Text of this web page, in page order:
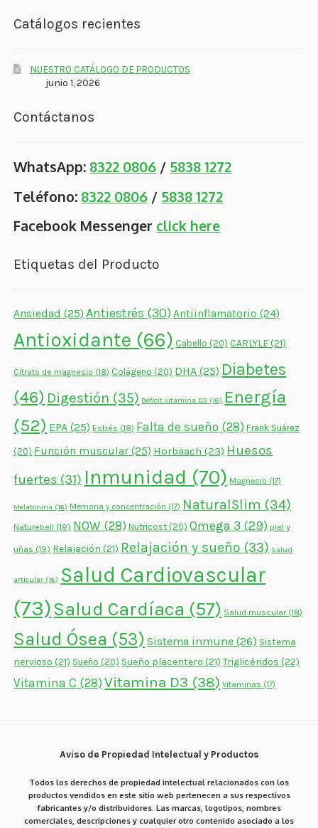
Catálogos recientes
NUESTRO CATÁLOGO DE PRODUCTOS
junio 1, 2026
Contáctanos
WhatsApp: 8322 0806 / 5838 1272
Teléfono: 8322 0806 / 5838 1272
Facebook Messenger click here
Etiquetas del Producto
Ansiedad (25) Antiestrés (30)Antiinflamatorio (24)
Antioxidante (66) Cabello (20) CARLYLE(21)
Citrato de magnesio (18) Colágeno (20) DHA (25) Diabetes
(46) Digestión (35) Déficit vitamina D3 (16) Energía
(52) EPA (25) Estrés (18) Falta de sueño (28) Frank Suárez
(20) Función muscular (25) Horbäach (23) Huesos
fuertes (31) Inmunidad (70) Magnesio (17)
Melatonina (16) Memoria y concentración (17) NaturalSlim (34)
Naturebell (19) NOW (28) Nutricost (20) Omega 3 (29) piel y
uñas (19) Relajación (21) Relajación y sueño (33) Salud
articular (16) Salud Cardiovascular
(73)Salud Cardíaca (57) Salud muscular(18)
Salud Ósea (53) Sistema inmune (26) Sistema
nervioso (21) Sueño (20) Sueño placentero (21) Triglicéridos (22)
Vitamina C (28) Vitamina D3 (38) Vitaminas (17)
Aviso de Propiedad Intelectual y Productos
Todos los derechos de propiedad intelectual relacionados con los
productos vendidos en este sitio web pertenecen a sus respectivos
fabricantes y/o distribuidores. Las marcas, logotipos, nombres
comerciales, descripciones y cualquier otro contenido asociado a los